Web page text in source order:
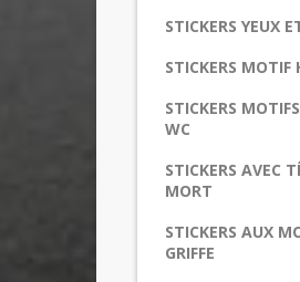
STICKERS YEUX
STICKERS MOTIF
STICKERS
WC
STICKERS AVEC
MORT
STICKERS AUX
GRIFFE